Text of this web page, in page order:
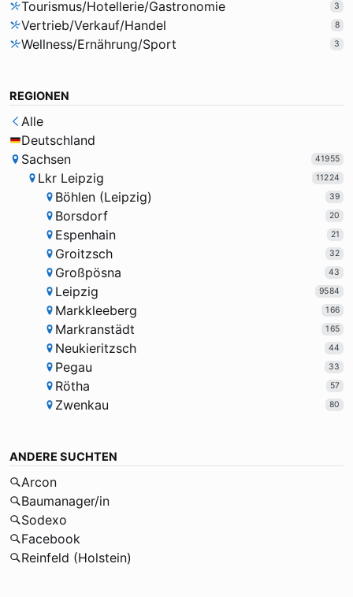
Tourismus/Hotellerie/Gastronomie 3
Vertrieb/Verkauf/Handel 8
Wellness/Ernährung/Sport 3
REGIONEN
Alle
Deutschland
Sachsen
41955
Lkr Leipzig 11224
Böhlen (Leipzig) 39
Borsdorf 20
Espenhain 21
Groitzsch 32
Großpösna 43
Leipzig 9584
Markkleeberg 166
Markranstädt 165
Neukieritzsch 44
Pegau 33
Rötha 57
Zwenkau 80
ANDERE SUCHTEN
Arcon
Baumanager/in
Sodexo
Facebook
Reinfeld (Holstein)